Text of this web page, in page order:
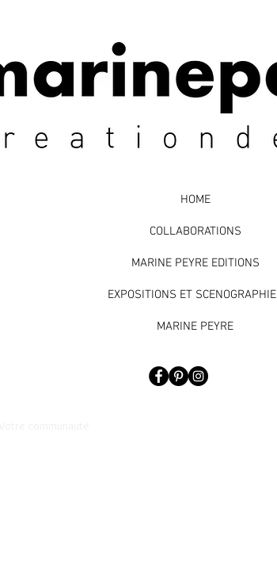
HOME
COLLABORATIONS
MARINE PEYRE EDITIONS
EXPOSITIONS ET
MARINE PEYRE